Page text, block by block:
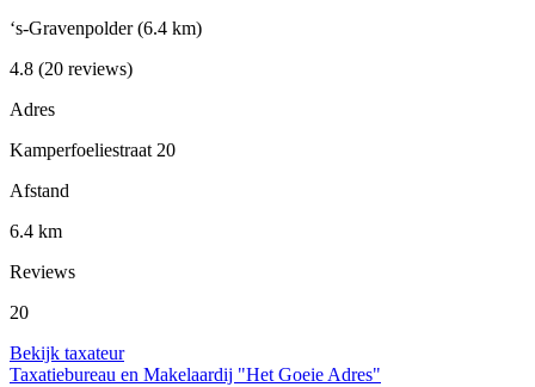
‘s-Gravenpolder(6.4 km)
4.8 (20 reviews)
Adres
Kamperfoeliestraat 20
Afstand
6.4 km
Reviews
20
Bekijk taxateur
Taxatiebureau en Makelaardij "Het Goeie Adres"